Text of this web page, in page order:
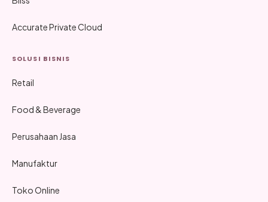
Accurate Private Cloud
SOLUSI BISNIS
Retail
Food & Beverage
Perusahaan Jasa
Manufaktur
Toko Online